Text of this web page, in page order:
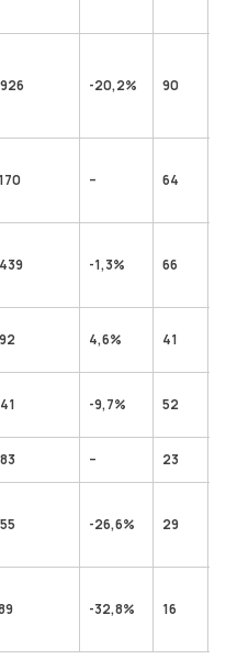
-20,2% 90
– 64
-1,3% 66
4,6% 41
-9,7% 52
– 23
-26,6% 29
-32,8% 16